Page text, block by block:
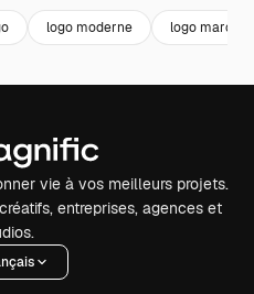
logo moderne logo marque
vie à vos meilleurs projets.
entreprises, agences et